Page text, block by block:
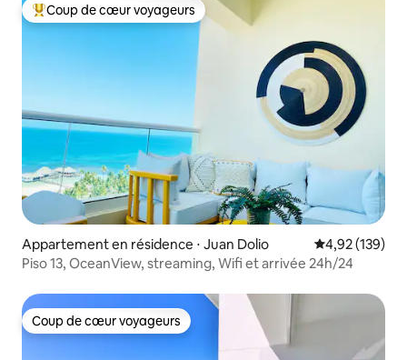
Coups de cœur voyageurs les plus appréciés
Coup de cœur voyageurs
Appartement en résidence ⋅ Juan Dolio Évaluation
4,92 (139)
Piso 13, OceanView, streaming, Wifi et arrivée 24h/24
Coup de cœur voyageurs
Coup de cœur voyageurs